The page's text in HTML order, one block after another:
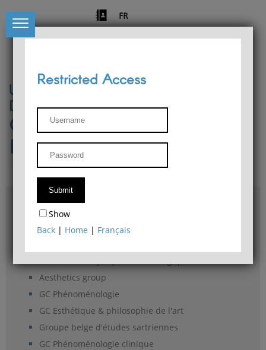
FR
University of Liège
Départment of Philosophy
Center for Phenomenological
Research
Access & maps
Philosophy Department Library
Aesthetics group
GC Phénoménologie
GC Esthétique & philosophie de l'art
Groupe belge d'études sartriennes
GC Phénoménologie clinique
Restricted Access
Show
Back | Home | Français